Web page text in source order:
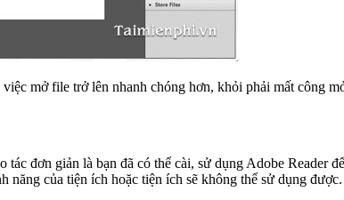
mở file trở lên nhanh chóng hơn, khỏi phải mất công
đơn giản là bạn đã có thể cài, sử dụng Adobe Reader
của tiện ích hoặc tiện ích sẽ không thể sử dụng được.